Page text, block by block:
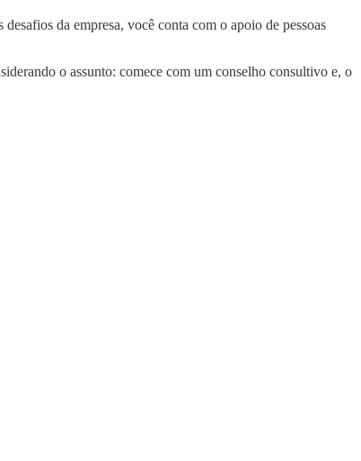
da empresa, você conta com o apoio de pessoas
o assunto: comece com um conselho consultivo e, o